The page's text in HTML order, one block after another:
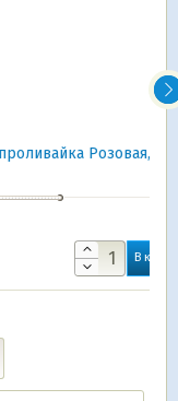
Розовая, Синяя
В корзину